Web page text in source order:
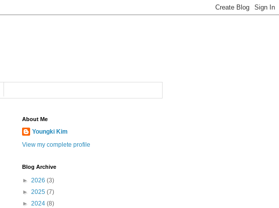
About Me
Youngki Kim
View my complete profile
Blog Archive
► 2026 (3)
► 2025 (7)
► 2024 (8)